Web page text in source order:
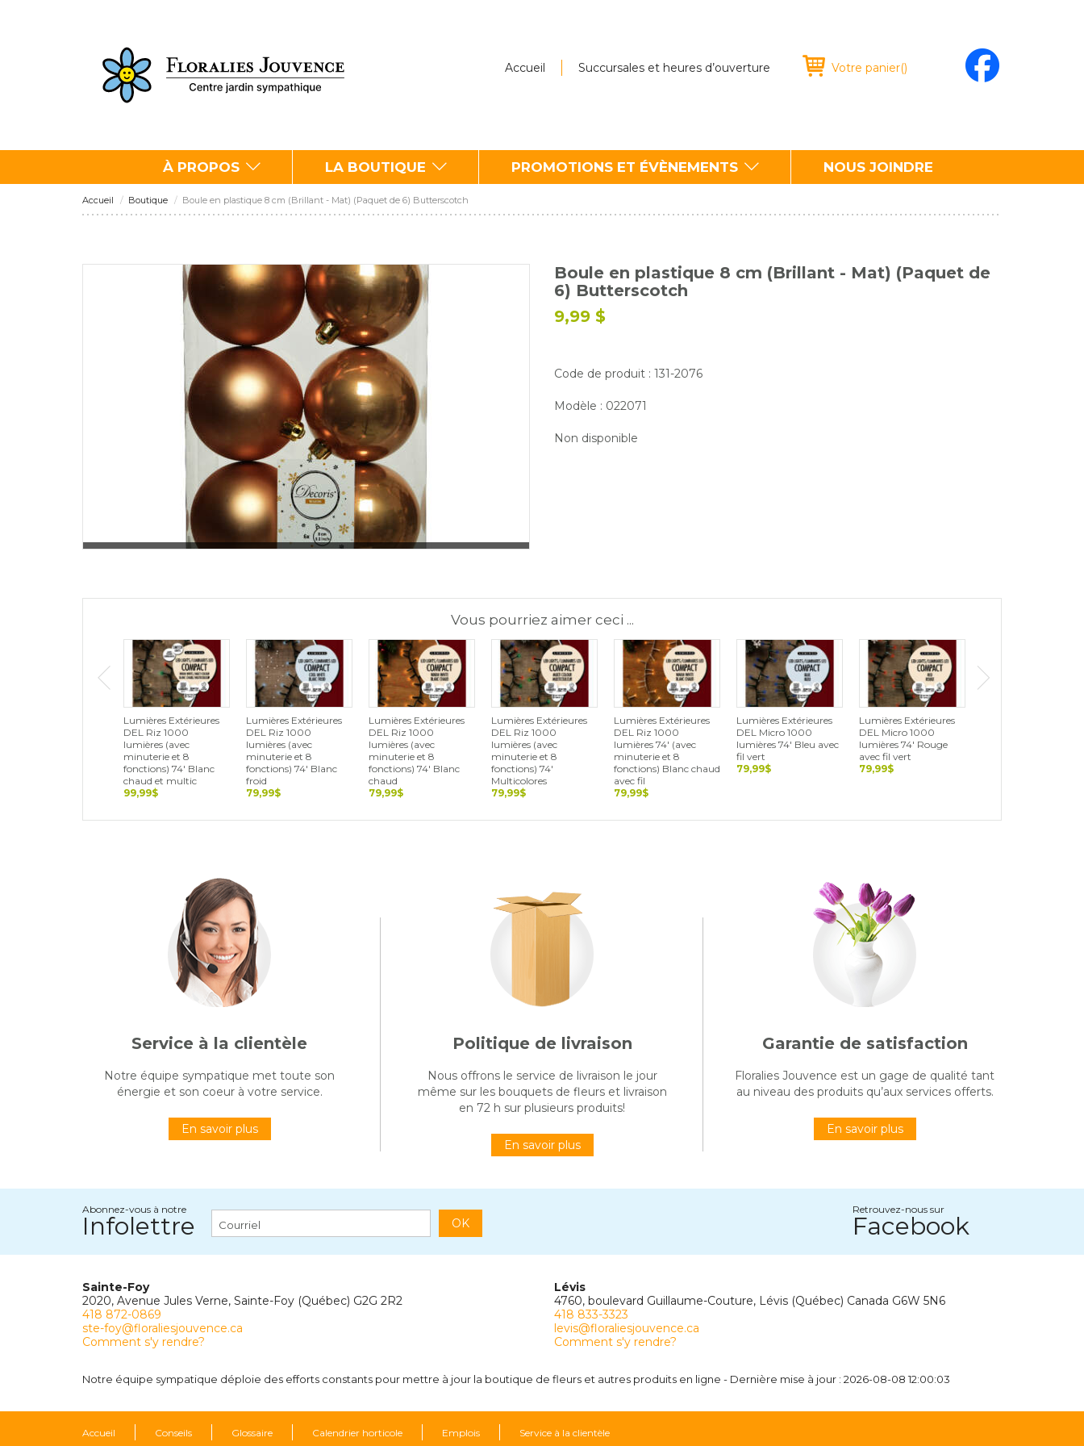
Accueil Succursales et heures d’ouverture Votre panier()
À PROPOS LA BOUTIQUE PROMOTIONS ET ÉVÈNEMENTS NOUS JOINDRE
Accueil Boutique Boule en plastique 8 cm (Brillant - Mat) (Paquet de 6) Butterscotch
Boule en plastique 8 cm (Brillant - Mat) (Paquet de
6) Butterscotch
9,99 $
Code de produit : 131-2076
Modèle : 022071
Non disponible
Vous pourriez aimer ceci ...
Lumières Extérieures
DEL Riz 1000
lumières (avec
minuterie et 8
fonctions) 74' Blanc
chaud et multic
99,99$
Lumières Extérieures
DEL Riz 1000
lumières (avec
minuterie et 8
fonctions) 74' Blanc
froid
79,99$
Lumières Extérieures
DEL Riz 1000
lumières (avec
minuterie et 8
fonctions) 74' Blanc
chaud
79,99$
Lumières Extérieures
DEL Riz 1000
lumières (avec
minuterie et 8
fonctions) 74'
Multicolores
79,99$
Lumières Extérieures
DEL Riz 1000
lumières 74' (avec
minuterie et 8
fonctions) Blanc chaud
avec fil
79,99$
Lumières Extérieures
DEL Micro 1000
lumières 74' Bleu avec
fil vert
79,99$
Lumières Extérieures
DEL Micro 1000
lumières 74' Rouge
avec fil vert
79,99$
Service à la clientèle
Notre équipe sympatique met toute son
énergie et son coeur à votre service.
En savoir plus
Politique de livraison
Nous offrons le service de livraison le jour
même sur les bouquets de fleurs et livraison
en 72 h sur plusieurs produits!
En savoir plus
Garantie de satisfaction
Floralies Jouvence est un gage de qualité tant
au niveau des produits qu’aux services offerts.
En savoir plus
Abonnez-vous à notre
Infolettre OK
Retrouvez-nous sur
Facebook
Sainte-Foy
2020, Avenue Jules Verne, Sainte-Foy (Québec) G2G 2R2
418 872-0869
ste-foy@floraliesjouvence.ca
Comment s'y rendre?
Lévis
4760, boulevard Guillaume-Couture, Lévis (Québec) Canada G6W 5N6
418 833-3323
levis@floraliesjouvence.ca
Comment s'y rendre?
Notre équipe sympatique déploie des efforts constants pour mettre à jour la boutique de fleurs et autres produits en ligne - Dernière mise à jour : 2026-08-08 12:00:03
Accueil Conseils Glossaire Calendrier horticole Emplois Service à la clientèle